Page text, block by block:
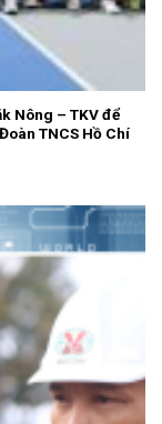
Nông – TKV để
TNCS Hồ Chí